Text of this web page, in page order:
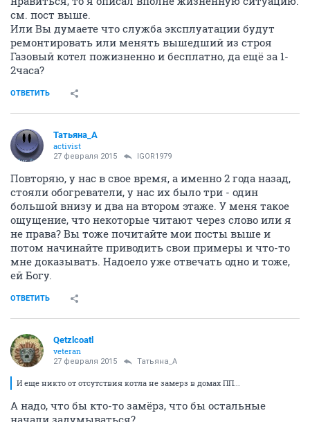
см. пост выше.
Или Вы думаете что служба эксплуатации будут
ремонтировать или менять вышедший из строя
Газовый котел пожизненно и бесплатно, да ещё за 1-
2часа?
ОТВЕТИТЬ
Татьяна_А
activist
27 февраля 2015 IGOR1979
Повторяю, у нас в свое время, а именно 2 года назад,
стояли обогреватели, у нас их было три - один
большой внизу и два на втором этаже. У меня такое
ощущение, что некоторые читают через слово или я
не права? Вы тоже почитайте мои посты выше и
потом начинайте приводить свои примеры и что-то
мне доказывать. Надоело уже отвечать одно и тоже,
ей Богу.
ОТВЕТИТЬ
Qetzlcoatl
veteran
27 февраля 2015 Татьяна_А
И еще никто от отсутствия котла не замерз в домах ПП...
А надо, что бы кто-то замёрз, что бы остальные
начали задумываться?